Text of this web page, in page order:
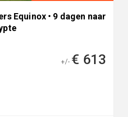
Equinox • 9 dagen naar
+/- € 613